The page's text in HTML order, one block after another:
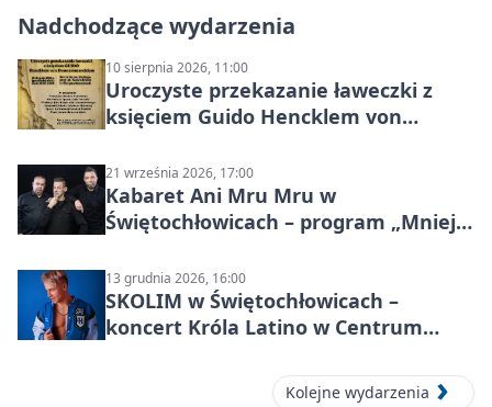
Nadchodzące wydarzenia
10 sierpnia 2026, 11:00
Uroczyste przekazanie ławeczki z
księciem Guido Hencklem von
21 września 2026, 17:00
Kabaret Ani Mru Mru w
Świętochłowicach – program „Mniej
13 grudnia 2026, 16:00
SKOLIM w Świętochłowicach –
koncert Króla Latino w Centrum
Kolejne wydarzenia